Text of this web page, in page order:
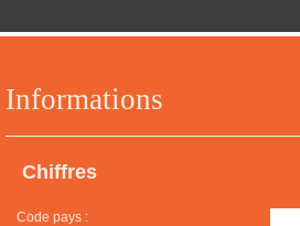
Informations
Chiffres
Code pays :